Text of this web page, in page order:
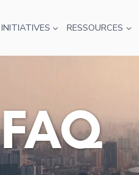
INITIATIVES RESSOURCES
FAQ